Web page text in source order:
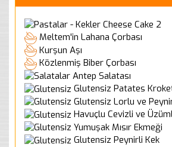
Cheese Cake 2
Meltem'in Lahana Çorbası
Kurşun Aşı
Közlenmiş Biber Çorbası
Antep Salatası
Glutensiz Patates
Glutensiz Lorlu ve
Havuçlu Cevizli ve
Yumuşak Mısır Ekmeği
Glutensiz Peynirli Kek